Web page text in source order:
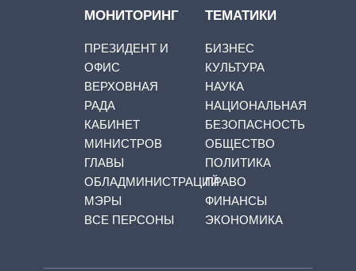
МОНИТОРИНГ
ПРЕЗИДЕНТ И
ОФИС
ВЕРХОВНАЯ
РАДА
КАБИНЕТ
МИНИСТРОВ
ГЛАВЫ
ОБЛАДМИНИСТРАЦИЙ
МЭРЫ
ВСЕ ПЕРСОНЫ
ТЕМАТИКИ
БИЗНЕС
КУЛЬТУРА
НАУКА
НАЦИОНАЛЬНАЯ
БЕЗОПАСНОСТЬ
ОБЩЕСТВО
ПОЛИТИКА
ПРАВО
ФИНАНСЫ
ЭКОНОМИКА